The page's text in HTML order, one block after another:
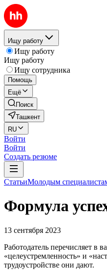
Ищу работу
Ищу работу
Ищу работу
Ищу сотрудника
Помощь
Ещё
Поиск
Ташкент
RU
Войти
Войти
Создать резюме
СтатьиМолодым
Формула
13 сентября 2023
Работодатель перечисляет в
«целеустремленность» и
трудоустройстве они дают.